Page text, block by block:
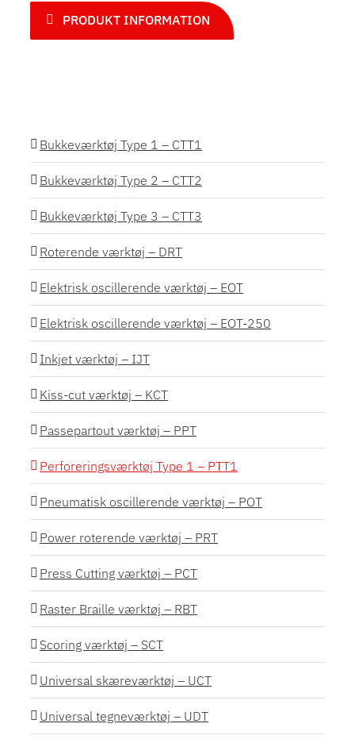
PRODUKT INFORMATION
Bukkeværktøj Type 1 – CTT1
Bukkeværktøj Type 2 – CTT2
Bukkeværktøj Type 3 – CTT3
Roterende værktøj – DRT
Elektrisk oscillerende værktøj – EOT
Elektrisk oscillerende værktøj – EOT-250
Inkjet værktøj – IJT
Kiss-cut værktøj – KCT
Passepartout værktøj – PPT
Perforeringsværktøj Type 1 – PTT1
Pneumatisk oscillerende værktøj – POT
Power roterende værktøj – PRT
Press Cutting værktøj – PCT
Raster Braille værktøj – RBT
Scoring værktøj – SCT
Universal skæreværktøj – UCT
Universal tegneværktøj – UDT